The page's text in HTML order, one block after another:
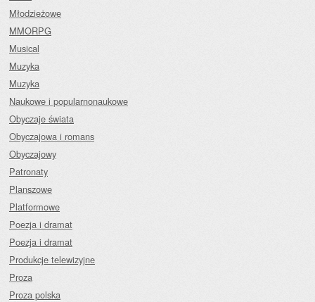
Młodzieżowe
MMORPG
Musical
Muzyka
Muzyka
Naukowe i popularnonaukowe
Obyczaje świata
Obyczajowa i romans
Obyczajowy
Patronaty
Planszowe
Platformowe
Poezja i dramat
Poezja i dramat
Produkcje telewizyjne
Proza
Proza polska